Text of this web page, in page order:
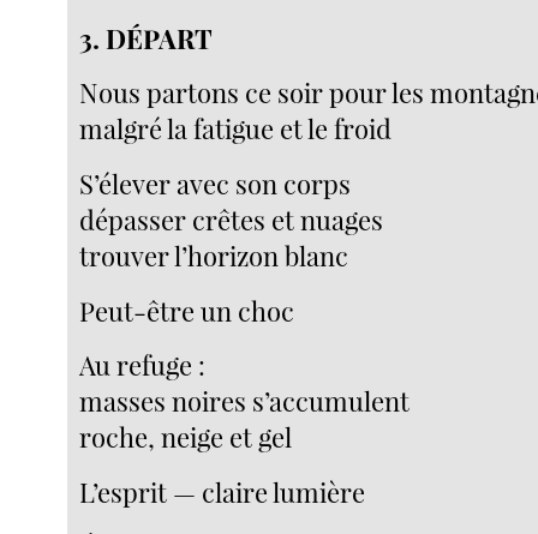
3. DÉPART
Nous partons ce soir pour les
malgré la fatigue et le froid
S’élever avec son corps
dépasser crêtes et nuages
trouver l’horizon blanc
Peut-être un choc
Au refuge :
masses noires s’accumulent
roche, neige et gel
L’esprit — claire lumière